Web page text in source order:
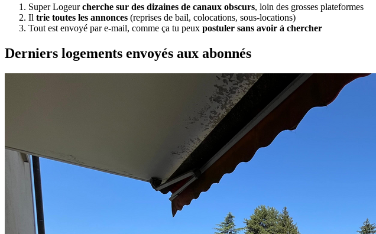
Super Logeurcherche sur des dizaines de canaux obscurs, loin des grosses plateformes
Il trie toutes les annonces (reprises de bail, colocations, sous-locations)
Tout est envoyé par e-mail, comme ça tu peux postuler sans avoir à chercher
Derniers logements envoyés aux abonnés